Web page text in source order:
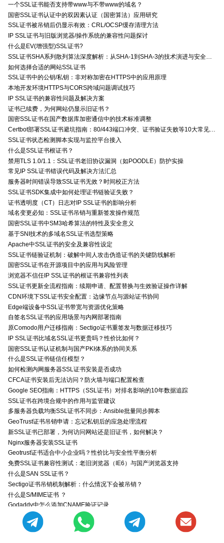
一个SSL证书能否支持带www与不带www的域名？
国密SSL证书认证中的双因素认证（国密算法）应用研究
SSL证书被吊销后仍显示有效：CRL/OCSP缓存清理方法
IP SSL证书与旧版浏览器/操作系统的兼容性问题探讨
什么是EV(增强型)SSL证书?
如何选择合适的网站SSL证书
SSL证书中的公钥/私钥：非对称加密在HTTPS中的应用原理
本地开发环境HTTPS与CORS跨域问题调试技巧
IP SSL证书的兼容性问题及解决方案
证书已续费，为何网站仍显示旧证书？
国密SSL证书在国产数据库加密通信中的技术标准调整
Certbot部署SSL证书避坑指南：80/443端口冲突、证书验证失败等10大常见问题解决方案
SSL证书状态检测脚本实现与监控平台接入
什么是SSL证书根证书？
禁用TLS 1.0/1.1：SSL证书老旧协议漏洞（如POODLE）防护实操
常见IP SSL证书错误代码及解决方法汇总
服务器时间错误导致SSL证书无效？时间校正方法
SSL证书SDK集成中如何处理证书链验证失败？
证书透明度（CT）日志对IP SSL证书的影响分析
域名变更必知：SSL证书吊销与重新签发操作规范
国密SSL证书中SM3哈希算法的特性及安全意义
基于SNI技术的多域名SSL证书选型策略
Apache中SSL证书的安全及兼容性设定
SSL证书链验证机制：破解中间人攻击伪造证书的关键防线解析
国密SSL证书在开源项目中的应用与风险管理
浏览器不信任IP SSL证书的根证书兼容性列表
SSL证书更新全流程指南：续期申请、配置替换与生效验证操作详解
CDN环境下SSL证书安全配置：边缘节点与源站证书协同
Edge端设备中SSL证书带宽与资源优化策略
自签名SSL证书的应用场景与内网部署指南
原Comodo用户迁移指南：Sectigo证书重签发与数据迁移技巧
IP SSL证书比域名SSL证书更贵吗？性价比如何？
国密SSL证书认证机制与国产PKI体系的协同关系
什么是SSL证书链信任模型？
如何检测内网服务器SSL证书安装是否成功
CFCA证书安装后无法访问？防火墙与端口配置检查
Google SEO指南：HTTPS（SSL证书）对排名影响的10年数据追踪
SSL证书在跨境合规中的作用与监管建议
多服务器负载均衡SSL证书不同步：Ansible批量同步脚本
GeoTrust证书吊销申请：忘记私钥后的应急处理流程
新SSL证书已部署，为何访问网站还是旧证书，如何解决？
Nginx服务器安装SSL证书
Geotrust证书适合中小企业吗？性价比与安全性平衡分析
免费SSL证书兼容性测试：老旧浏览器（IE6）与国产浏览器支持
什么是SAN SSL证书？
Sectigo证书吊销机制解析：什么情况下会被吊销？
什么是S/MIME证书 ？
Godaddy中怎么添加CNAME验证记录
移动端SSL证书指纹认证适配：iOS/Android平台校验机制与常见问题解决方案
自签SSL证书有哪些风险？